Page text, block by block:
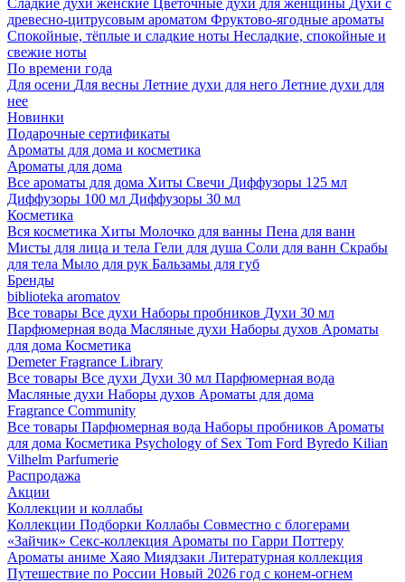
Сладкие духи женские Цветочные духи для женщины Духи с
древесно-цитрусовым ароматом Фруктово-ягодные ароматы
Спокойные, тёплые и сладкие ноты Несладкие, спокойные и
свежие ноты
По времени года
Для осени Для весны Летние духи для него Летние духи для
нее
Новинки
Подарочные сертификаты
Ароматы для дома и косметика
Ароматы для дома
Все ароматы для дома Хиты Свечи Диффузоры 125 мл
Диффузоры 100 мл Диффузоры 30 мл
Косметика
Вся косметика Хиты Молочко для ванны Пена для ванн
Мисты для лица и тела Гели для душа Соли для ванн Скрабы
для тела Мыло для рук Бальзамы для губ
Бренды
biblioteka aromatov
Все товары Все духи Наборы пробников Духи 30 мл
Парфюмерная вода Масляные духи Наборы духов Ароматы
для дома Косметика
Demeter Fragrance Library
Все товары Все духи Духи 30 мл Парфюмерная вода
Масляные духи Наборы духов Ароматы для дома
Fragrance Community
Все товары Парфюмерная вода Наборы пробников Ароматы
для дома Косметика Psychology of Sex Tom Ford Byredo Kilian
Vilhelm Parfumerie
Распродажа
Акции
Коллекции и коллабы
Коллекции Подборки Коллабы Совместно с блогерами
«Зайчик» Секс-коллекция Ароматы по Гарри Поттеру
Ароматы аниме Хаяо Миядзаки Литературная коллекция
Путешествие по России Новый 2026 год с конем-огнем